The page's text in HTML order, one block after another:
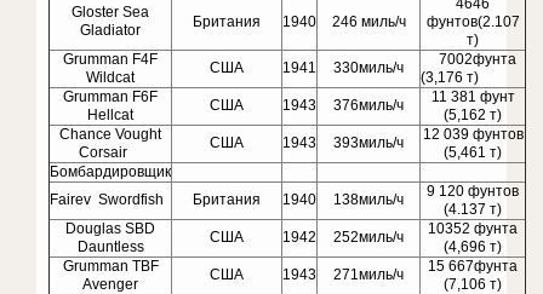
Gloster Sea
Gladiator
Британия 1940 246 миль/ч
4646
фунтов(2.107
т)
Grumman F4F
Wildcat
США 1941 330миль/ч
7002фунта
(3,176 т)
Grumman F6F
Hellcat
США 1943 376миль/ч
11 381 фунт
(5,162 т)
Chance Vought
Corsair
США 1943 393миль/ч
12 039 фунтов
(5,461 т)
Бомбардировщик
Fairev Swordfish
Британия 1940 138миль/ч
9 120 фунтов
(4.137 т)
Douglas SBD
Dauntless
США 1942 252миль/ч
10352 фунта
(4,696 т)
Grumman TBF
Avenger
США 1943 271миль/ч
15 667фунта
(7,106 т)